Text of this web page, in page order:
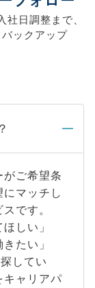
社日調整まで、
ックアップ
ご希望条
マッチし
です。
しい」
たい」
してい
キャリアパ